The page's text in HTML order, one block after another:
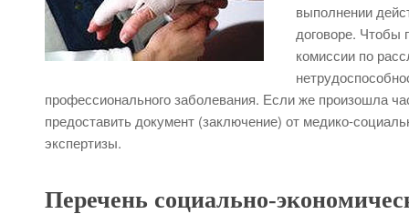
выполнении
договоре. Чтобы
комиссии по
профессионального заболевания. Если же произошла
предоставить документ (заключение) от медико-
экспертизы.
Перечень социально-